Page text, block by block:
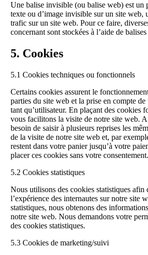
Une balise invisible (ou balise web) est un
texte ou d’image invisible sur un site web,
trafic sur un site web. Pour ce faire,
concernant sont stockées à l’aide de
5. Cookies
5.1 Cookies techniques ou fonctionnels
Certains cookies assurent le
parties du site web et la prise en compte de
tant qu’utilisateur. En plaçant des cookies
vous facilitons la visite de notre site web.
besoin de saisir à plusieurs reprises les
de la visite de notre site web et, par
restent dans votre panier jusqu’à votre
placer ces cookies sans votre consentement.
5.2 Cookies statistiques
Nous utilisons des cookies statistiques afin
l’expérience des internautes sur notre site
statistiques, nous obtenons des
notre site web. Nous demandons votre
des cookies statistiques.
5.3 Cookies de marketing/suivi